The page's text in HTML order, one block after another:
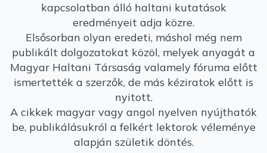
kapcsolatban álló haltani kutatások
eredményeit adja közre.
Elsősorban olyan eredeti, máshol még nem
publikált dolgozatokat közöl, melyek anyagát a
Magyar Haltani Társaság valamely fóruma előtt
ismertették a szerzők, de más kéziratok előtt is
nyitott.
A cikkek magyar vagy angol nyelven nyújthatók
be, publikálásukról a felkért lektorok véleménye
alapján születik döntés.